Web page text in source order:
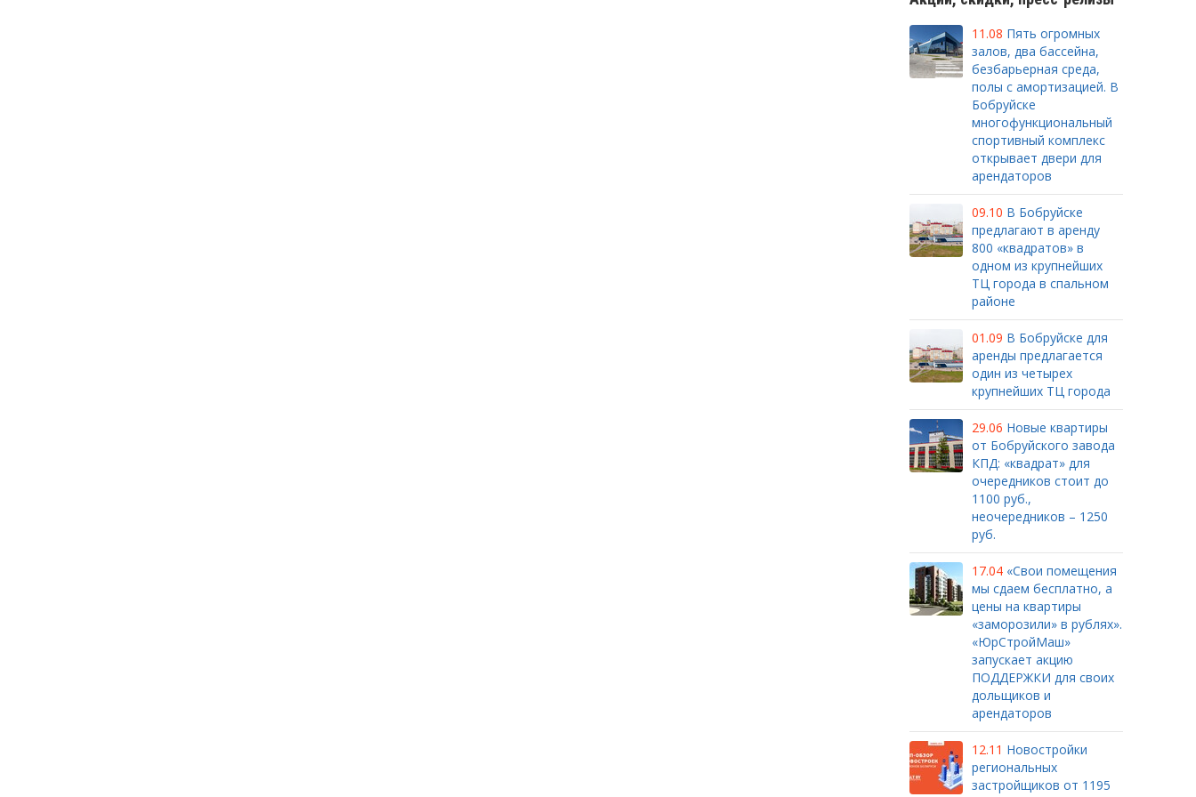
11.08 Пять огромных
залов, два бассейна,
безбарьерная среда,
полы с амортизацией. В
Бобруйске
многофункциональный
спортивный комплекс
открывает двери для
арендаторов
09.10 В Бобруйске
предлагают в аренду
800 «квадратов» в
одном из крупнейших
ТЦ города в спальном
районе
01.09 В Бобруйске для
аренды предлагается
один из четырех
крупнейших ТЦ города
29.06 Новые квартиры
от Бобруйского завода
КПД: «квадрат» для
очередников стоит до
1100 руб.,
неочередников – 1250
руб.
17.04 «Свои помещения
мы сдаем бесплатно, а
цены на квартиры
«заморозили» в рублях».
«ЮрСтройМаш»
запускает акцию
ПОДДЕРЖКИ для своих
дольщиков и
арендаторов
12.11 Новостройки
региональных
застройщиков от 1195